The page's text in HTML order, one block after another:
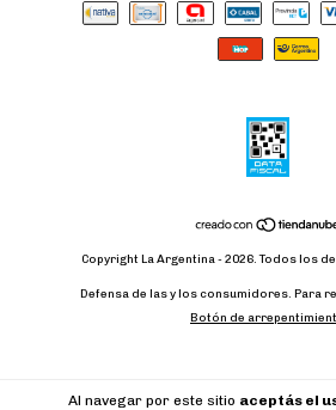
Al navegar por este sitio aceptás el
Copyright La Argentina - 2026. Todos los
Defensa de las y los consumidores. Para
Botón de